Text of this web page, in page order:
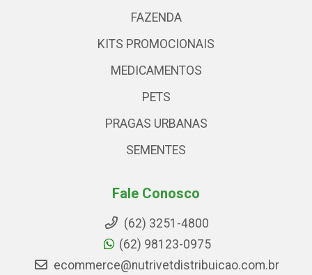
FAZENDA
KITS PROMOCIONAIS
MEDICAMENTOS
PETS
PRAGAS URBANAS
SEMENTES
Fale Conosco
(62) 3251-4800
(62) 98123-0975
ecommerce@nutrivetdistribuicao.com.br